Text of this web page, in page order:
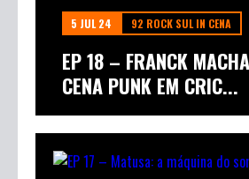
5 JUL 24 92 ROCK SUL IN CENA
EP 18 – FRANCK
CENA PUNK EM CRIC...